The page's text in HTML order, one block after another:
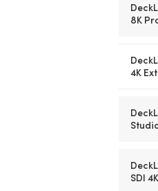
8K
4K
SDI 4K